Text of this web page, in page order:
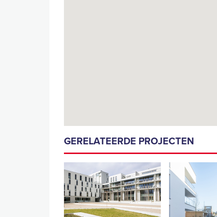
GERELATEERDE PROJECTEN